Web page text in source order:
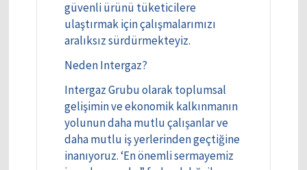
güvenli ürünü tüketicilere
ulaştırmak için çalışmalarımızı
aralıksız sürdürmekteyiz.
Neden Intergaz?
Intergaz Grubu olarak toplumsal
gelişimin ve ekonomik kalkınmanın
yolunun daha mutlu çalışanlar ve
daha mutlu iş yerlerinden geçtiğine
inanıyoruz. ‘En önemli sermayemiz